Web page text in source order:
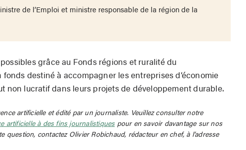
de l’Emploi et ministre responsable de la région de la
grâce au Fonds régions et ruralité du
destiné à accompagner les entreprises d’économie
non lucratif dans leurs projets de développement durable.
artificielle et édité par un journaliste. Veuillez consulter notre
artificielle à des fins journalistiquespour en savoir davantage sur nos
question, contactez Olivier Robichaud, rédacteur en chef, à l’adresse